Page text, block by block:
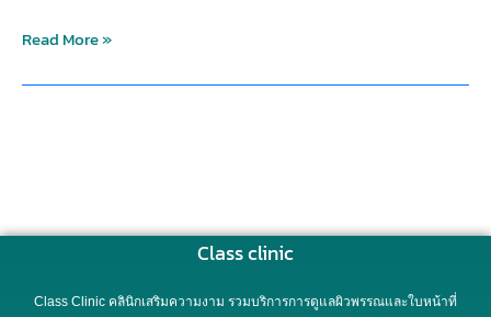
Read More »
Class clinic
Class Clinic คลินิกเสริมความงาม รวมบริการการดูแลผิวพรรณและใบหน้าที่